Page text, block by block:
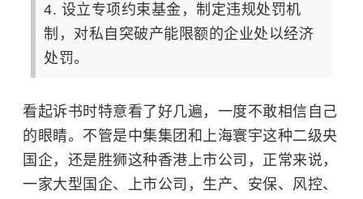
4. 设立专项约束基金，制定违规处罚机
制，对私自突破产能限额的企业处以经济
处罚。
看起诉书时特意看了好几遍，一度不敢相信自己
的眼睛。不管是中集集团和上海寰宇这种二级央
国企，还是胜狮这种香港上市公司，正常来说，
一家大型国企、上市公司，生产、安保、风控、